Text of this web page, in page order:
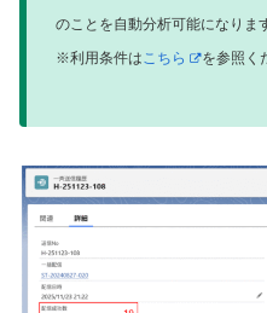
のことを自動分析可能になりま
※利用条件はこちら を参照く